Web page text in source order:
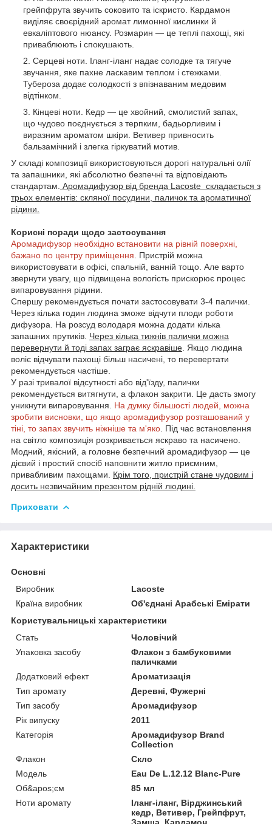
грейпфрута звучить соковито та іскристо. Кардамон
виділяє своєрідний аромат лимонної кислинки й
евкаліптового нюансу. Розмарин — це теплі пахощі, які
приваблюють і спокушають.
Серцеві ноти. Іланг-іланг надає солодке та тягуче
звучання, яке пахне ласкавим теплом і стежками.
Тубероза додає солодкості з впізнаваним медовим
відтінком.
Кінцеві ноти. Кедр — це хвойний, смолистий запах,
що чудово поєднується з терпким, бадьорливим і
виразним ароматом шкіри. Ветивер привносить
бальзамічний і злегка гіркуватий мотив.
У складі композиції використовуються дорогі натуральні олії
та запашники, які абсолютно безпечні та відповідають
стандартам. Аромадифузор від бренда Lacoste складається з
трьох елементів: скляної посудини, паличок та ароматичної
рідини.
Корисні поради щодо застосування
Аромадифузор необхідно встановити на рівній поверхні,
бажано по центру приміщення . Пристрій можна
використовувати в офісі, спальній, ванній тощо. Але варто
звернути увагу, що підвищена вологість прискорює процес
випаровування рідини.
Спершу рекомендується почати застосовувати 3-4 палички.
Через кілька годин людина зможе відчути плоди роботи
дифузора. На розсуд володаря можна додати кілька
запашних прутиків. Через кілька тижнів палички можна
перевернути й тоді запах заграє яскравіше . Якщо людина
воліє відчувати пахощі більш насичені, то перевертати
рекомендується частіше.
У разі тривалої відсутності або від'їзду, палички
рекомендується витягнути, а флакон закрити. Це дасть змогу
уникнути випаровування. На думку більшості людей, можна
зробити висновки, що якщо аромадифузор розташований у
тіні, то запах звучить ніжніше та м'яко . Під час встановлення
на світло композиція розкривається яскраво та насичено.
Модний, якісний, а головне безпечний аромадифузор — це
дієвий і простий спосіб наповнити житло приємним,
привабливим пахощами. Крім того, пристрій стане чудовим і
досить незвичайним презентом рідній людині.
Приховати
Характеристики
Основні
Виробник
Lacoste
Країна виробник
Об'єднані Арабські Емірати
Користувальницькі характеристики
Стать
Чоловічий
Упаковка засобу
Флакон з бамбуковими
паличками
Додатковий ефект
Ароматизація
Тип аромату
Деревні, Фужерні
Тип засобу
Аромадифузор
Рік випуску
2011
Категорія
Аромадифузор Brand
Collection
Флакон
Скло
Мoдель
Eau De L.12.12 Blanc-Pure
Об&apos;єм
85 мл
Ноти аромату
Іланг-іланг, Вірджинський
кедр, Ветивер, Грейпфрут,
Замша, Кардамон,